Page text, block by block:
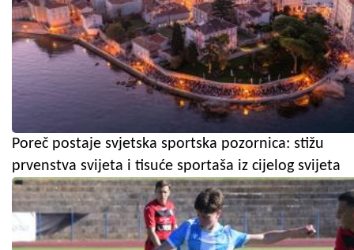
Poreč postaje svjetska sportska pozornica: stižu
prvenstva svijeta i tisuće sportaša iz cijelog svijeta